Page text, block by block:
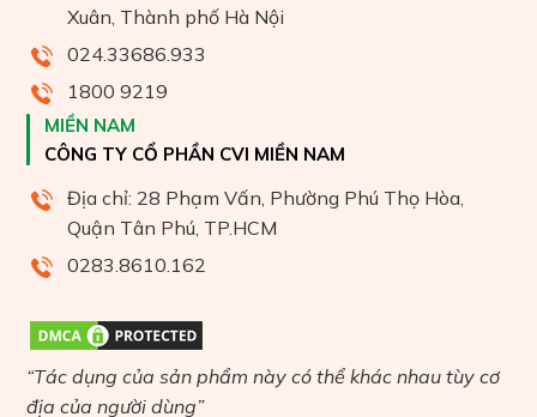
Xuân, Thành phố Hà Nội
024.33686.933
1800 9219
MIỀN NAM
CÔNG TY CỔ PHẦN CVI MIỀN NAM
Địa chỉ: 28 Phạm Vấn, Phường Phú Thọ Hòa,
Quận Tân Phú, TP.HCM
0283.8610.162
“Tác dụng của sản phẩm này có thể khác nhau tùy cơ
địa của người dùng”